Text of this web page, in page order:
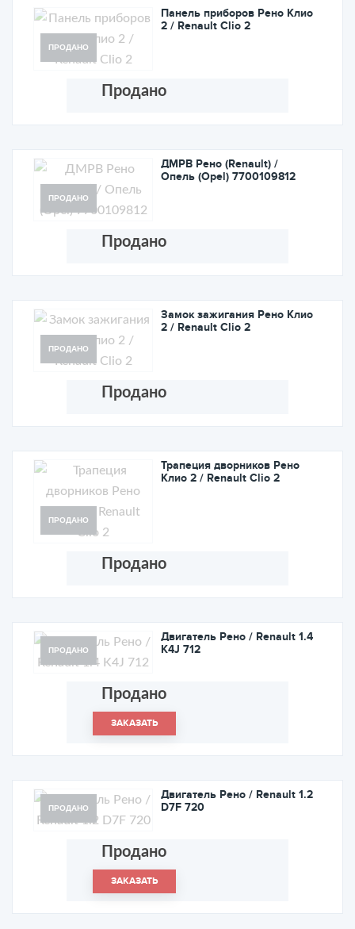
ПРОДАНО
Панель приборов Рено Клио
2 / Renault Clio 2
Продано
ПРОДАНО
ДМРВ Рено (Renault) /
Опель (Opel) 7700109812
Продано
ПРОДАНО
Замок зажигания Рено Клио
2 / Renault Clio 2
Продано
ПРОДАНО
Трапеция дворников Рено
Клио 2 / Renault Clio 2
Продано
ПРОДАНО
Двигатель Рено / Renault 1.4
K4J 712
Продано
ЗАКАЗАТЬ
ПРОДАНО
Двигатель Рено / Renault 1.2
D7F 720
Продано
ЗАКАЗАТЬ